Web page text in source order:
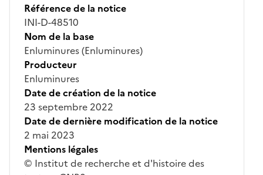
Référence de la notice
INI-D-48510
Nom de la base
Enluminures (Enluminures)
Producteur
Enluminures
Date de création de la notice
23 septembre 2022
Date de dernière modification de la notice
2 mai 2023
Mentions légales
© Institut de recherche et d'histoire des